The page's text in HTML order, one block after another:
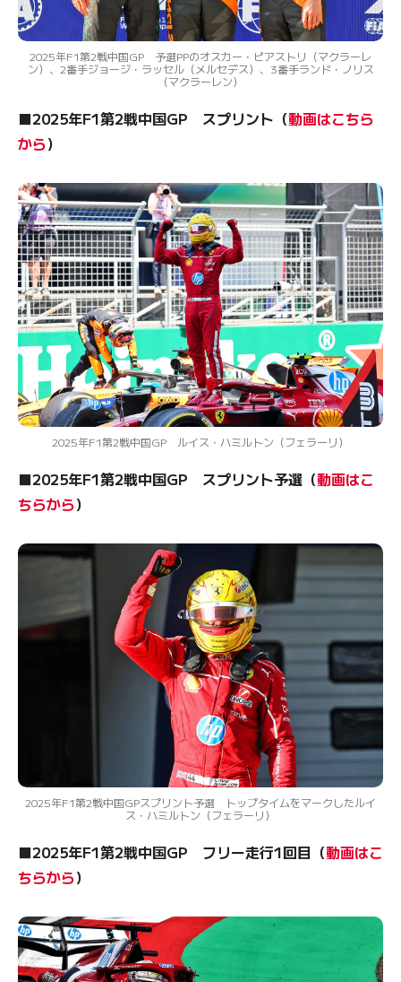
2025年F1第2戦中国GP 予選PPのオスカー・ピアストリ（マクラーレ
ン）、2番手ジョージ・ラッセル（メルセデス）、3番手ランド・ノリス
（マクラーレン）
■2025年F1第2戦中国GP スプリント（動画はこちら
から）
2025年F1第2戦中国GP ルイス・ハミルトン（フェラーリ）
■2025年F1第2戦中国GP スプリント予選（動画はこ
ちらから）
2025年F1第2戦中国GPスプリント予選 トップタイムをマークしたルイ
ス・ハミルトン（フェラーリ）
■2025年F1第2戦中国GP フリー走行1回目（動画はこ
ちらから）